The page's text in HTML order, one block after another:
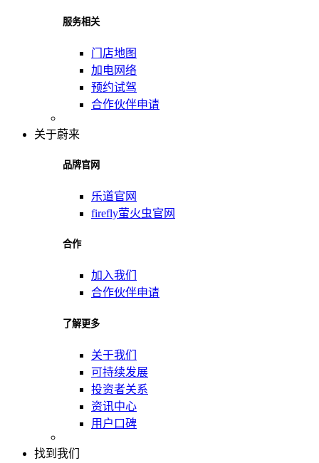
服务相关
门店地图
加电网络
预约试驾
合作伙伴申请
关于蔚来
品牌官网
乐道官网
firefly萤火虫官网
合作
加入我们
合作伙伴申请
了解更多
关于我们
可持续发展
投资者关系
资讯中心
用户口碑
找到我们